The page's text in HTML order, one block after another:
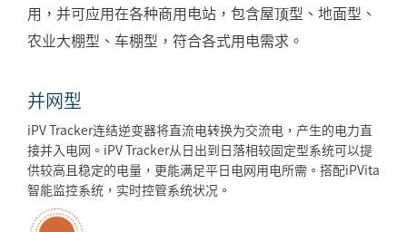
用，并可应用在各种商用电站，包含屋顶型、地面型、
农业大棚型、车棚型，符合各式用电需求。
并网型
iPV Tracker连结逆变器将直流电转换为交流电，产生的电力直
接并入电网。iPV Tracker从日出到日落相较固定型系统可以提
供较高且稳定的电量，更能满足平日电网用电所需。搭配iPVita
智能监控系统，实时控管系统状况。